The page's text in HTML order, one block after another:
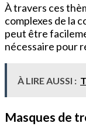
À travers ces
complexes de la
peut être
nécessaire pour
À LIRE AUSSI :
Masques de